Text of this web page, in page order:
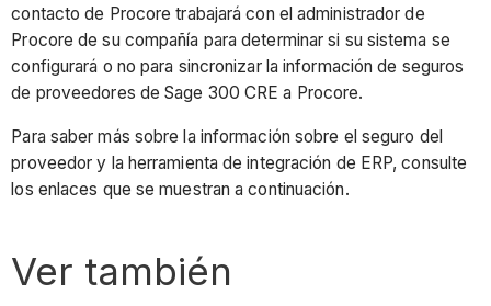
contacto de Procore trabajará con el administrador de
Procore de su compañía para determinar si su sistema se
configurará o no para sincronizar la información de seguros
de proveedores de Sage 300 CRE a Procore.
Para saber más sobre la información sobre el seguro del
proveedor y la herramienta de integración de ERP, consulte
los enlaces que se muestran a continuación.
Ver también